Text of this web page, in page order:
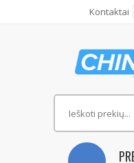
Kontaktai